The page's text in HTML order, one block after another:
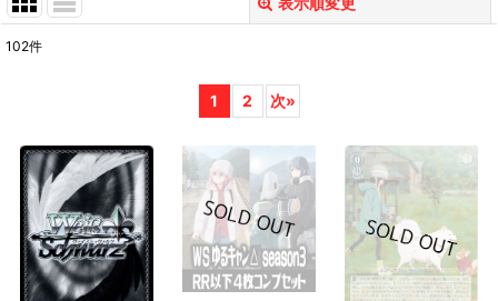
並び順
絞り込む
102件
1 2 次»